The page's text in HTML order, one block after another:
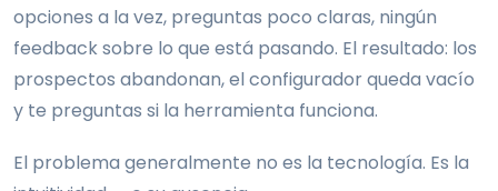
opciones a la vez, preguntas poco claras, ningún
feedback sobre lo que está pasando. El resultado: los
prospectos abandonan, el configurador queda vacío
y te preguntas si la herramienta funciona.
El problema generalmente no es la tecnología. Es la